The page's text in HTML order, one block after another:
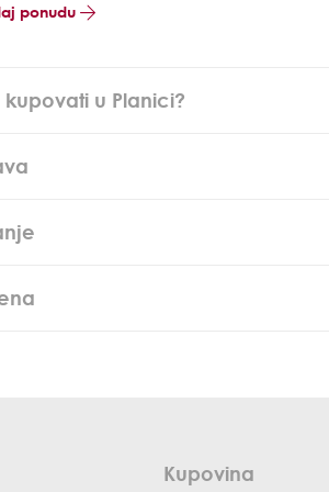
ponudu
kupovati u Planici?
Kupovina